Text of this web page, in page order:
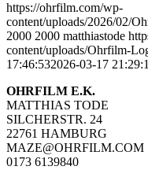
https://ohrfilm.com/wp-
content/uploads/2026/02/
2000 2000 matthiastode
content/uploads/Ohrfilm-
17:46:532026-03-17
OHRFILM E.K.
MATTHIAS TODE
SILCHERSTR. 24
22761 HAMBURG
MAZE@OHRFILM.COM
0173 6139840